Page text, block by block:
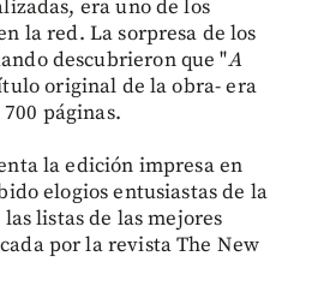
era uno de los
la red. La sorpresa de los
descubrieron que "A
original de la obra- era
páginas.
la edición impresa en
elogios entusiastas de la
listas de las mejores
por la revista The New